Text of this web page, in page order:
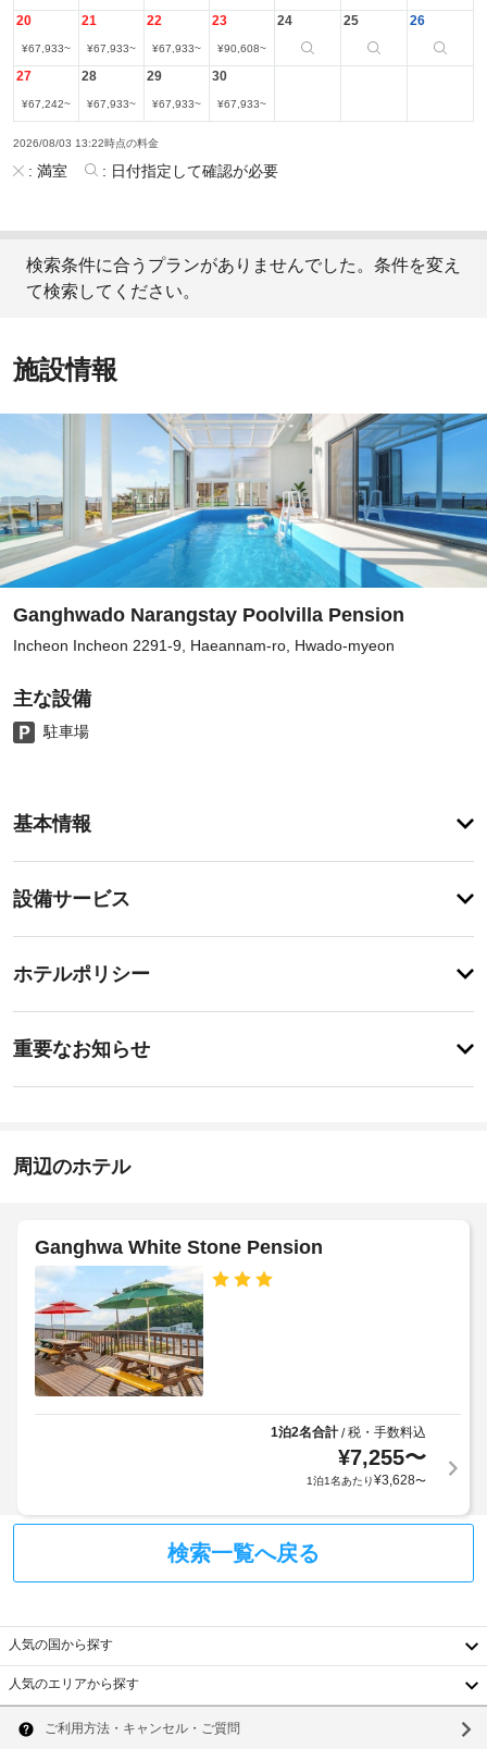
20
¥67,933~
21
¥67,933~
22
¥67,933~
23
¥90,608~
24 25 26
27
¥67,242~
28
¥67,933~
29
¥67,933~
30
¥67,933~
2026/08/03 13:22時点の料金
: 満室 : 日付指定して確認が必要
検索条件に合うプランがありませんでした。条件を変え
て検索してください。
施設情報
Ganghwado Narangstay Poolvilla Pension
Incheon Incheon 2291-9, Haeannam-ro, Hwado-myeon
主な設備
駐車場
基本情報
メ
ィ
外
ー
ど
を
ー
シ
を
し
い
た
だ
け
ま
す。
設備サービス
設
ー
ス
ス
屋
外
プ
ー
ル
の
バ
キ
ー
グ
リ
ホテルポリシー
ェ
ッ
ク
イ
ン
め
る
利
用
規
約
に
ス
料
金
が
か
る
重要なお知らせ
に
あ
周辺のホテル
Ganghwa White Stone Pension
1泊2名合計/税・手数料込
¥7,255〜
1泊1名あたり¥3,628〜
検索一覧へ戻る
人気の国から探す
韓
国
人気のエリアから探す